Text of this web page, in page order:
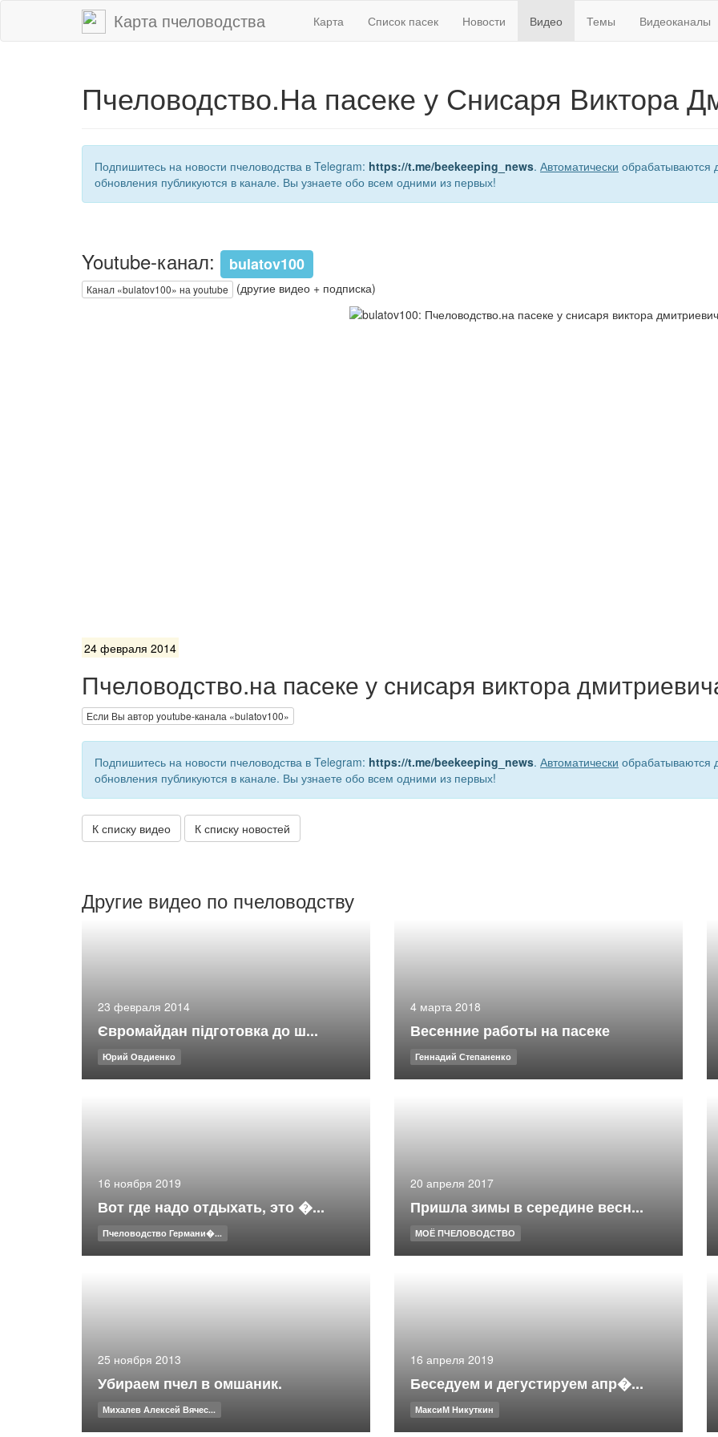
Карта пчеловодства Карта Список пасек Новости Видео Темы Видеоканалы
Пчеловодство.На пасеке у Снисаря Виктора
Подпишитесь на новости пчеловодства в Telegram: https://t.me/beekeeping_news. Автоматически обрабатываются
обновления публикуются в канале. Вы узнаете обо всем одними из первых!
Youtube-канал: bulatov100
Канал «bulatov100» на youtube (другие видео + подписка)
24 февраля 2014
Пчеловодство.на пасеке у снисаря виктора
Если Вы автор youtube-канала «bulatov100»
Подпишитесь на новости пчеловодства в Telegram: https://t.me/beekeeping_news. Автоматически обрабатываются
обновления публикуются в канале. Вы узнаете обо всем одними из первых!
К списку видео К списку новостей
Другие видео по пчеловодству
23 февраля 2014
Євромайдан підготовка до ш...
Юрий Овдиенко
4 марта 2018
Весенние работы на пасеке
Геннадий Степаненко
16 ноября 2019
Вот где надо отдыхать, это �...
Пчеловодство Германи�...
20 апреля 2017
Пришла зимы в середине весн...
МОЁ ПЧЕЛОВОДСТВО
25 ноября 2013
Убираем пчел в омшаник.
Михалев Алексей Вячес...
16 апреля 2019
Беседуем и дегустируем апр�...
МаксиМ Никуткин